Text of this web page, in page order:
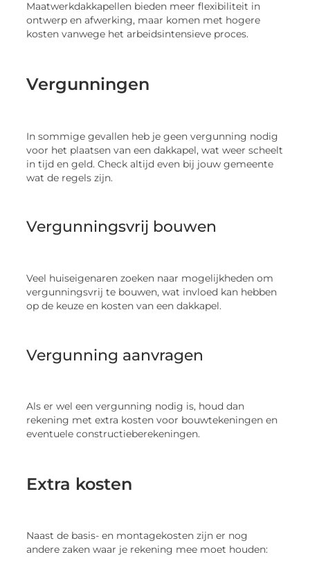
Maatwerkdakkapellen bieden meer flexibiliteit in
ontwerp en afwerking, maar komen met hogere
kosten vanwege het arbeidsintensieve proces.
Vergunningen
In sommige gevallen heb je geen vergunning nodig
voor het plaatsen van een dakkapel, wat weer scheelt
in tijd en geld. Check altijd even bij jouw gemeente
wat de regels zijn.
Vergunningsvrij bouwen
Veel huiseigenaren zoeken naar mogelijkheden om
vergunningsvrij te bouwen, wat invloed kan hebben
op de keuze en kosten van een dakkapel.
Vergunning aanvragen
Als er wel een vergunning nodig is, houd dan
rekening met extra kosten voor bouwtekeningen en
eventuele constructieberekeningen.
Extra kosten
Naast de basis- en montagekosten zijn er nog
andere zaken waar je rekening mee moet houden: